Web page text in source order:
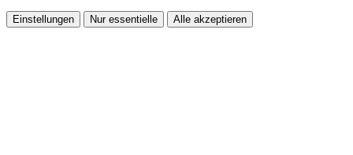
Einstellungen Nur essentielle Alle akzeptieren